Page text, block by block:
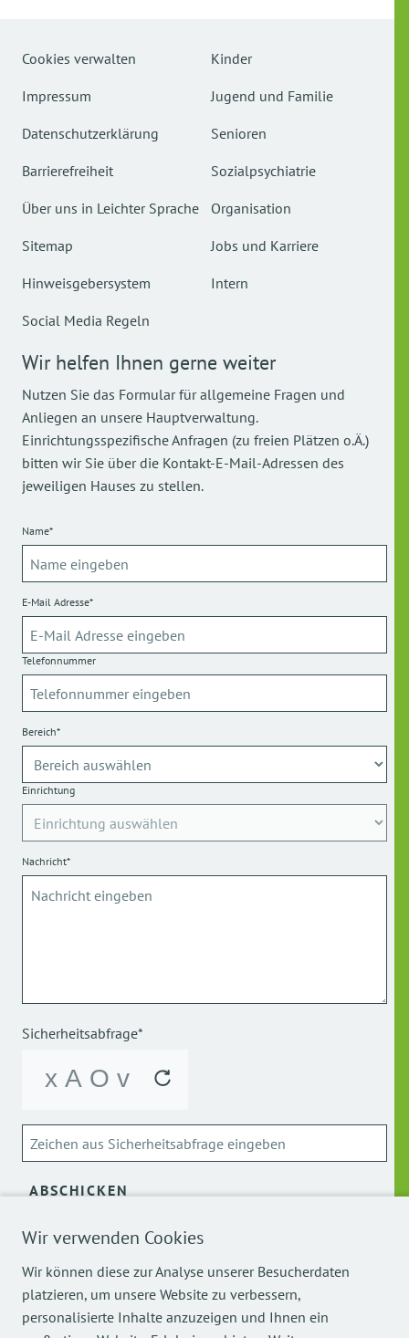
Wir verwenden Cookies
Wir können diese zur Analyse unserer Besucherdaten
platzieren, um unsere Website zu verbessern,
personalisierte Inhalte anzuzeigen und Ihnen ein
Cookies verwalten
Impressum
Datenschutzerklärung
Barrierefreiheit
Über uns in Leichter Sprache
Sitemap
Hinweisgebersystem
Social Media Regeln
Kinder
Jugend und Familie
Senioren
Sozialpsychiatrie
Organisation
Jobs und Karriere
Intern
Wir helfen Ihnen gerne weiter
Nutzen Sie das Formular für allgemeine Fragen und
Anliegen an unsere Hauptverwaltung.
Einrichtungsspezifische Anfragen (zu freien Plätzen o.Ä.)
bitten wir Sie über die Kontakt-E-Mail-Adressen des
jeweiligen Hauses zu stellen.
Name*
E-Mail Adresse*
Telefonnummer
Bereich*
Einrichtung
Nachricht*
Sicherheitsabfrage*
ABSCHICKEN
Über die Verarbeitung meiner personenbezogenen Daten